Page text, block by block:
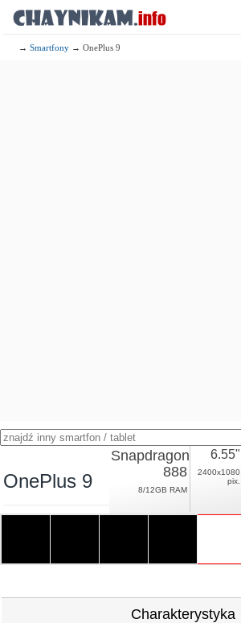
→Smartfony → OnePlus 9
OnePlus 9
Snapdragon
888
8/12GB RAM
6.55"
2400x1080
pix.
Charakterystyka